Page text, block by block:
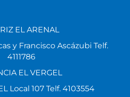
EL ARENAL
y Francisco Ascázubi Telf.
4111786
EL VERGEL
Local 107 Telf. 4103554